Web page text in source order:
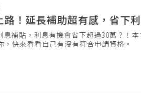
！延長補助超有感，省下
息補貼，利息有機會省下超過30萬？！
，快來看看自己有沒有符合申請資格。